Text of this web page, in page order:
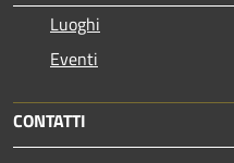
Luoghi
Eventi
CONTATTI